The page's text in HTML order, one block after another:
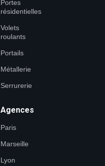
Portes
résidentielles
Volets
roulants
Portails
Métallerie
Serrurerie
Agences
Paris
Marseille
Lyon